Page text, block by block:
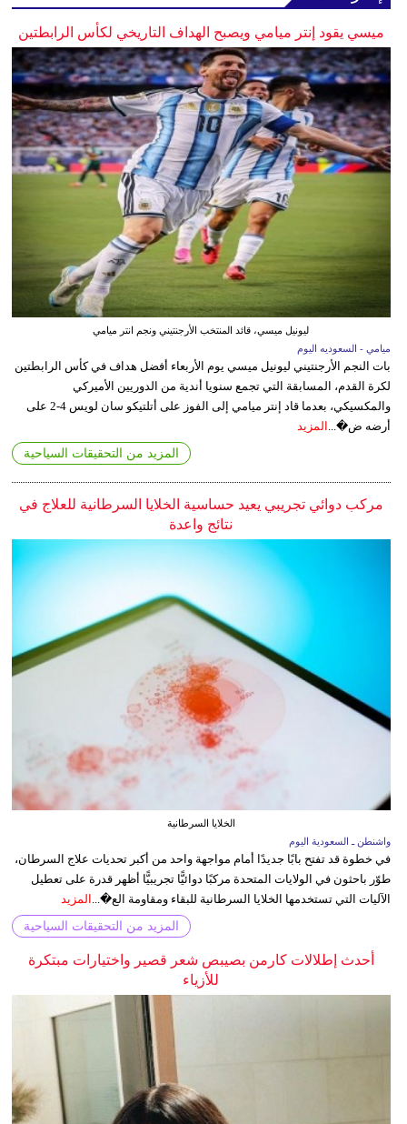
ميسي يقود إنتر ميامي ويصبح الهداف التاريخي لكأس الرابطتين
ليونيل ميسي، قائد المنتخب الأرجنتيني ونجم انتر ميامي
ميامي - السعوديه اليوم
بات النجم الأرجنتيني ليونيل ميسي يوم الأربعاء أفضل هداف في كأس الرابطتين
لكرة القدم، المسابقة التي تجمع سنويا أندية من الدوريين الأميركي
والمكسيكي، بعدما قاد إنتر ميامي إلى الفوز على أتلتيكو سان لويس 4-2 على
أرضه ض�... المزيد
المزيد من التحقيقات السياحية
مركب دوائي تجريبي يعيد حساسية الخلايا السرطانية للعلاج في
نتائج واعدة
الخلايا السرطانية
واشنطن ـ السعودية اليوم
في خطوة قد تفتح بابًا جديدًا أمام مواجهة واحد من أكبر تحديات علاج السرطان،
طوّر باحثون في الولايات المتحدة مركبًا دوائيًّا تجريبيًّا أظهر قدرة على تعطيل
الآليات التي تستخدمها الخلايا السرطانية للبقاء ومقاومة الع�... المزيد
المزيد من التحقيقات السياحية
أحدث إطلالات كارمن بصيبص شعر قصير واختيارات مبتكرة
للأزياء